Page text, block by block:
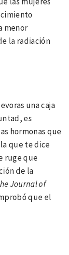
menor
la radiación
una caja
es
hormonas que
la que te dice
ruge que
de la
Journal of
que el